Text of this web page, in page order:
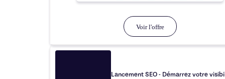
Voir l'offre
Lancement SEO - Démarrez votre